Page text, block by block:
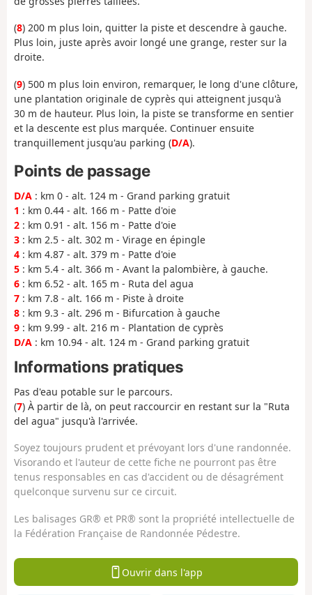
(8) 200 m plus loin, quitter la piste et descendre à gauche.
Plus loin, juste après avoir longé une grange, rester sur la
droite.
(9) 500 m plus loin environ, remarquer, le long d'une clôture,
une plantation originale de cyprès qui atteignent jusqu'à
30 m de hauteur. Plus loin, la piste se transforme en sentier
et la descente est plus marquée. Continuer ensuite
tranquillement jusqu'au parking (D/A).
Points de passage
D/A : km 0 - alt. 124 m - Grand parking gratuit
1 : km 0.44 - alt. 166 m - Patte d'oie
2 : km 0.91 - alt. 156 m - Patte d'oie
3 : km 2.5 - alt. 302 m - Virage en épingle
4 : km 4.87 - alt. 379 m - Patte d'oie
5 : km 5.4 - alt. 366 m - Avant la palombière, à gauche.
6 : km 6.52 - alt. 165 m - Ruta del agua
7 : km 7.8 - alt. 166 m - Piste à droite
8 : km 9.3 - alt. 296 m - Bifurcation à gauche
9 : km 9.99 - alt. 216 m - Plantation de cyprès
D/A : km 10.94 - alt. 124 m - Grand parking gratuit
Informations pratiques
Pas d'eau potable sur le parcours.
(7) À partir de là, on peut raccourcir en restant sur la "Ruta
del agua" jusqu'à l'arrivée.
Soyez toujours prudent et prévoyant lors d'une randonnée.
Visorando et l'auteur de cette fiche ne pourront pas être
tenus responsables en cas d'accident ou de désagrément
quelconque survenu sur ce circuit.
Les balisages GR® et PR® sont la propriété intellectuelle de
la Fédération Française de Randonnée Pédestre.
Ouvrir dans l'app